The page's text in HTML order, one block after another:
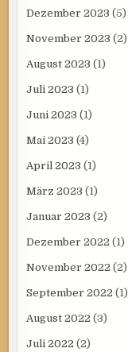
Dezember 2023 (5)
November 2023 (2)
August 2023 (1)
Juli 2023 (1)
Juni 2023 (1)
Mai 2023 (4)
April 2023 (1)
März 2023 (1)
Januar 2023 (2)
Dezember 2022 (1)
November 2022 (2)
September 2022 (1)
August 2022 (3)
Juli 2022 (2)